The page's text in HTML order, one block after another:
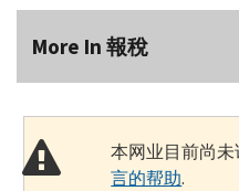
More In 報稅
本网业目前尚
言的帮助.